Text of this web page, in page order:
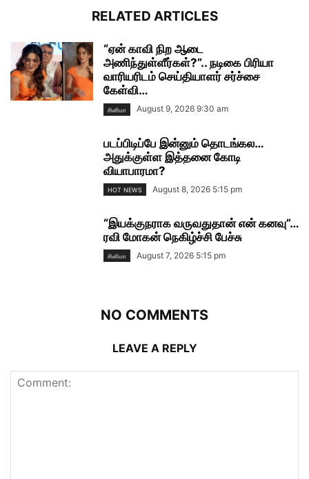
RELATED ARTICLES
“ஏன் காவி நிற ஆடை
அணிந்துள்ளீர்கள்?”.. நடிகை பிரியா
வாரியரிடம் செய்தியாளர் சர்ச்சை
கேள்வி…
சினிமா August 9, 2026 9:30 am
படப்பிடிப்பே இன்னும் தொடங்கல…
அதுக்குள்ள இத்தனை கோடி
வியாபாரமா?
HOT NEWS August 8, 2026 5:15 pm
“இயக்குநராக வருவதுதான் என் கனவு”…
ரவி மோகன் நெகிழ்ச்சி பேச்சு
சினிமா August 7, 2026 5:15 pm
NO COMMENTS
LEAVE A REPLY